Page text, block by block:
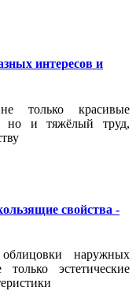
интересов и
только красивые
но и тяжёлый труд,
свойства -
наружных
эстетические